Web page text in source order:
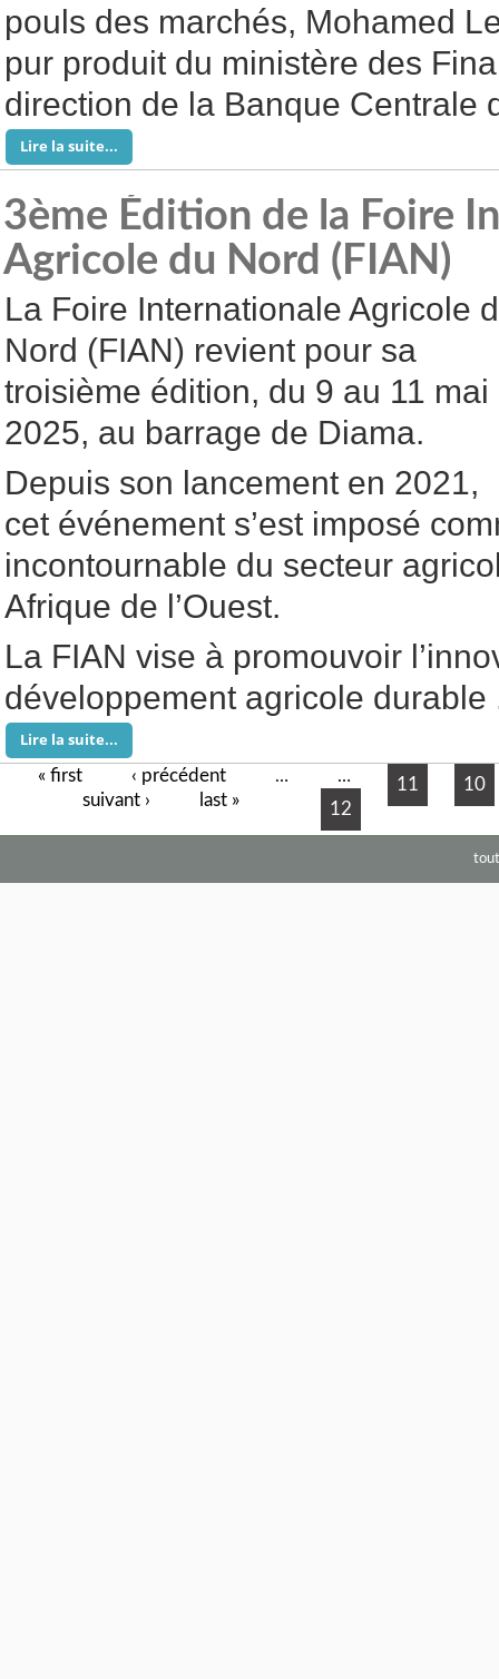
pouls des marchés, Mohamed
pur produit du ministère des
direction de la Banque Centrale
Lire la suite...
3ème Édition de la Foire
Agricole du Nord (FIAN)
La Foire Internationale Agricole
Nord (FIAN) revient pour sa
troisième édition, du 9 au 11 mai
2025, au barrage de Diama.
Depuis son lancement en 2021,
cet événement s’est imposé
incontournable du secteur
Afrique de l’Ouest.
La FIAN vise à promouvoir
développement agricole durable
Lire la suite...
Pages« first ‹ précédent … 10
11
12
…
suivant › last »